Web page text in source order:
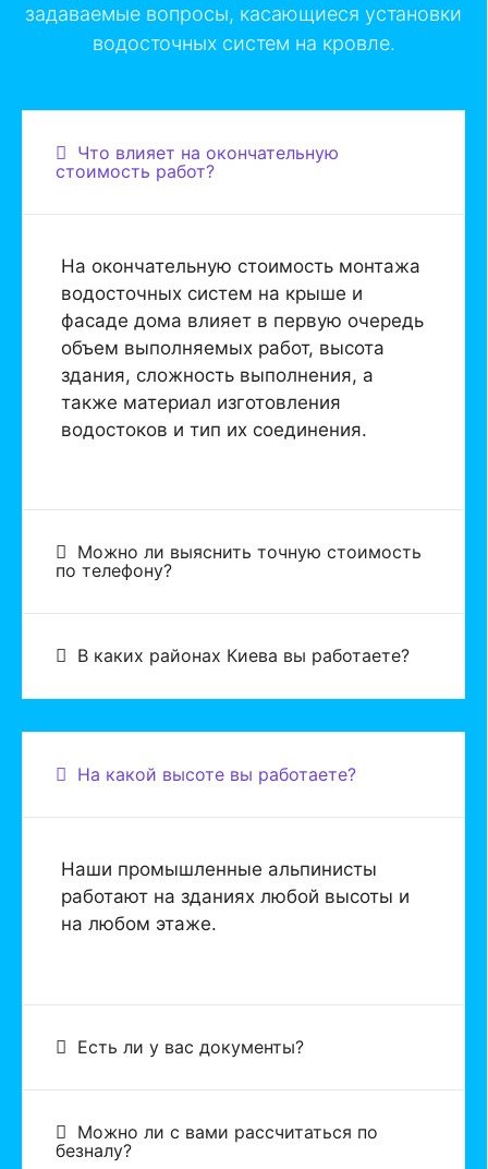
задаваемые вопросы, касающиеся установки
водосточных систем на кровле.
Что влияет на окончательную
стоимость работ?
На окончательную стоимость монтажа
водосточных систем на крыше и
фасаде дома влияет в первую очередь
объем выполняемых работ, высота
здания, сложность выполнения, а
также материал изготовления
водостоков и тип их соединения.
Можно ли выяснить точную стоимость
по телефону?
В каких районах Киева вы работаете?
На какой высоте вы работаете?
Наши промышленные альпинисты
работают на зданиях любой высоты и
на любом этаже.
Есть ли у вас документы?
Можно ли с вами рассчитаться по
безналу?